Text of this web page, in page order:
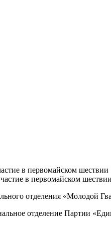
в первомайском шествии
отделения «Молодой
отделение Партии